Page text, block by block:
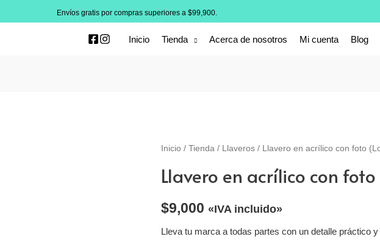
Envíos gratis por compras superiores a $99,900.
Inicio Tienda Acerca de nosotros Mi cuenta Blog
Inicio / Tienda / Llaveros / Llavero en acrílico con foto
Llavero en acrílico con
$9,000 «IVA incluido»
Lleva tu marca a todas partes con un detalle práctico